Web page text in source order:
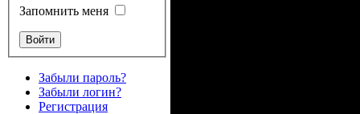
Запомнить меня
Забыли пароль?
Забыли логин?
Регистрация